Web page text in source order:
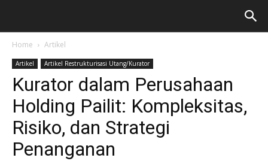
Home Artikel
Artikel Artikel Restrukturisasi Utang/Kurator
Kurator dalam Perusahaan
Holding Pailit: Kompleksitas,
Risiko, dan Strategi
Penanganan